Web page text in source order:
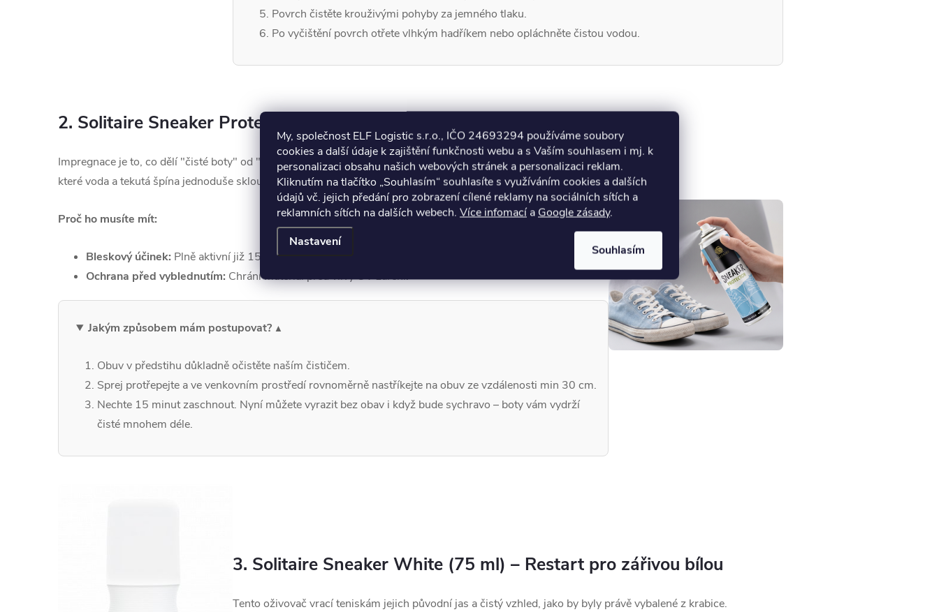
My, společnost ELF Logistic s.r.o., IČO 24693294 používáme soubory
cookies a další údaje k zajištění funkčnosti webu a s Vaším souhlasem i mj. k
personalizaci obsahu našich webových stránek a personalizaci reklam.
Kliknutím na tlačítko „Souhlasím“ souhlasíte s využíváním cookies a dalších
údajů vč. jejich předání pro zobrazení cílené reklamy na sociálních sítích a
reklamních sítích na dalších webech. Více infomací aGoogle zásady.
Nastavení
Souhlasím
Povrch čistěte krouživými pohyby za jemného tlaku.
Po vyčištění povrch otřete vlhkým hadříkem nebo opláchněte čistou vodou.
2. Solitaire Sneaker Protector (250 ml) – Neviditelný štít
Impregnace je to, co dělí "čisté boty" od "bot, které zůstanou čisté". Tento sprej vytváří hydrofobní vrstvu, díky
které voda a tekutá špína jednoduše sklouznou pryč.
Proč ho musíte mít:
Bleskový účinek: Plně aktivní již 15 minut po nanesení.
Ochrana před vyblednutím: Chrání materiál před vlivy UV záření.
Jakým způsobem mám postupovat?
Obuv v předstihu důkladně očistěte naším čističem.
Sprej protřepejte a ve venkovním prostředí rovnoměrně nastříkejte na obuv ze vzdálenosti min 30 cm.
Nechte 15 minut zaschnout. Nyní můžete vyrazit bez obav i když bude sychravo – boty vám vydrží
čisté mnohem déle.
3. Solitaire Sneaker White (75 ml) – Restart pro zářivou bílou
Tento oživovač vrací teniskám jejich původní jas a čistý vzhled, jako by byly právě vybalené z krabice.